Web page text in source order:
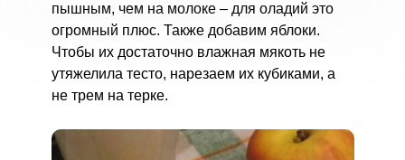
пышным, чем на молоке – для оладий это
огромный плюс. Также добавим яблоки.
Чтобы их достаточно влажная мякоть не
утяжелила тесто, нарезаем их кубиками, а
не трем на терке.